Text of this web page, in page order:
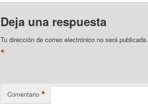
Deja una respuesta
Tu dirección de correo electrónico no será publicada.
*
Comentario *